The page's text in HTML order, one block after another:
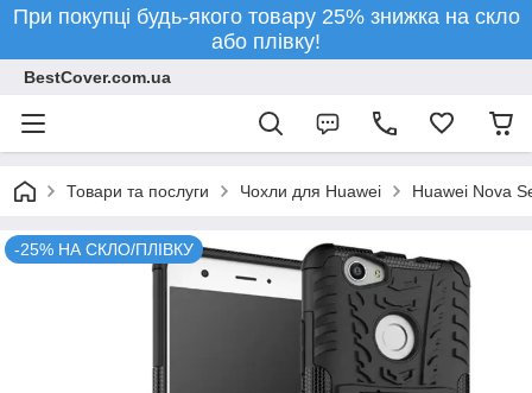
При покупці будь-якого товару 25% знижка на скло
або плівку!
BestCover.com.ua
Товари та послуги Чохли для Huawei Huawei Nova
-25% НА СКЛО/ПЛІВКУ